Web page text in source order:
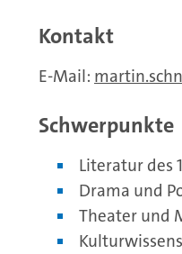
Kontakt
E-Mail:
Schwerpunkte
Literatur des
Drama und
Theater und